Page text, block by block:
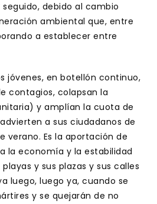
debido al cambio
ambiental que, entre
a establecer entre
jóvenes, en botellón continuo,
contagios, colapsan la
y amplían la cuota de
a sus ciudadanos de
verano. Es la aportación de
la economía y la estabilidad
y sus plazas y sus calles
luego, luego ya, cuando se
y se quejarán de no